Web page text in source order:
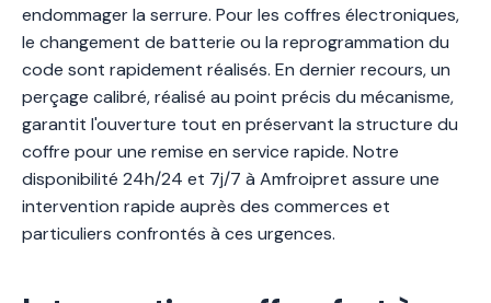
endommager la serrure. Pour les coffres électroniques,
le changement de batterie ou la reprogrammation du
code sont rapidement réalisés. En dernier recours, un
perçage calibré, réalisé au point précis du mécanisme,
garantit l'ouverture tout en préservant la structure du
coffre pour une remise en service rapide. Notre
disponibilité 24h/24 et 7j/7 à Amfroipret assure une
intervention rapide auprès des commerces et
particuliers confrontés à ces urgences.